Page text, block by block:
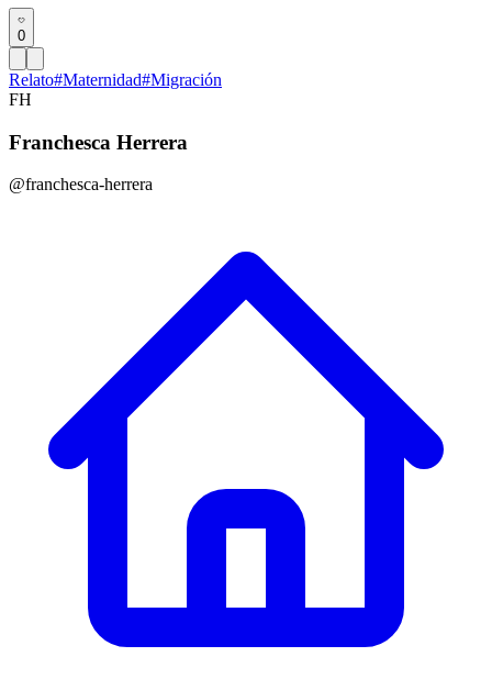
0
Relato#Maternidad#Migración
FH
Franchesca Herrera
@franchesca-herrera